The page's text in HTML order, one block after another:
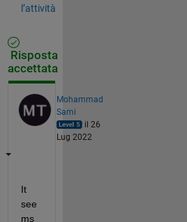
l’attività
Risposta
accettata
Mohammad
Sami
il 26
Lug 2022
It
see
ms